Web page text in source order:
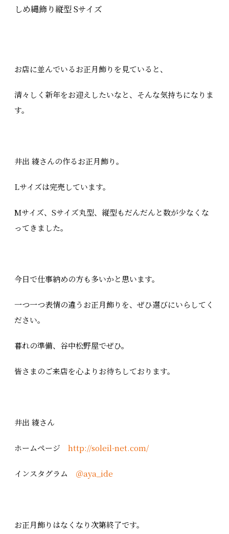
しめ縄飾り縦型 Sサイズ
お店に並んでいるお正月飾りを見ていると、
清々しく新年をお迎えしたいなと、そんな気持ちになりま
す。
井出 綾さんの作るお正月飾り。
Lサイズは完売しています。
Mサイズ、Sサイズ丸型、縦型もだんだんと数が少なくな
ってきました。
今日で仕事納めの方も多いかと思います。
一つ一つ表情の違うお正月飾りを、ぜひ選びにいらしてく
ださい。
暮れの準備、谷中松野屋でぜひ。
皆さまのご来店を心よりお待ちしております。
井出 綾さん
ホームページ http://soleil-net.com/
インスタグラム ＠aya_ide
お正月飾りはなくなり次第終了です。